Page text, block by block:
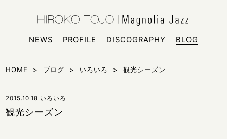
NEWS
PROFILE DISCOGRAPHY BLOG
HOME > ブログ > いろいろ > 観光シーズン
2015.10.18 いろいろ
観光シーズン